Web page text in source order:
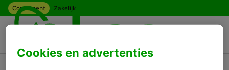
Ga naar hoofdinhoud
Consument Zakelijk
Cookies en advertenties